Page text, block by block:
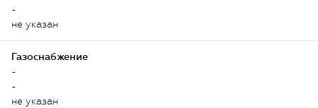
-
не указан
Газоснабжение
-
-
не указан